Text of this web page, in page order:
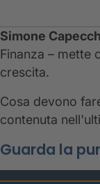
Simone
Finanza – mette
crescita.
Cosa devono
contenuta
Guarda la